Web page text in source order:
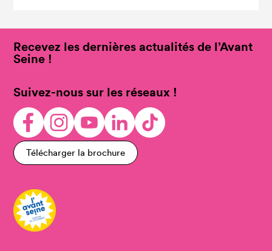
Recevez les dernières actualités de l’Avant
Seine !
Suivez-nous sur les réseaux !
Télécharger la brochure